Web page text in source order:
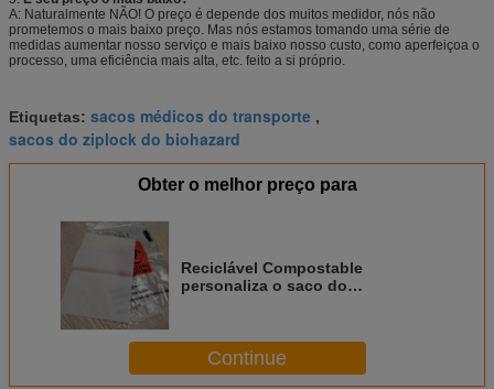
A: Naturalmente NÃO! O preço é depende dos muitos medidor, nós não
prometemos o mais baixo preço. Mas nós estamos tomando uma série de
medidas aumentar nosso serviço e mais baixo nosso custo, como aperfeiçoa o
processo, uma eficiência mais alta, etc. feito a si próprio.
Etiquetas: sacos médicos do transporte ,
sacos do ziplock do biohazard
Obter o melhor preço para
Reciclável Compostable
personaliza o saco do
Continue